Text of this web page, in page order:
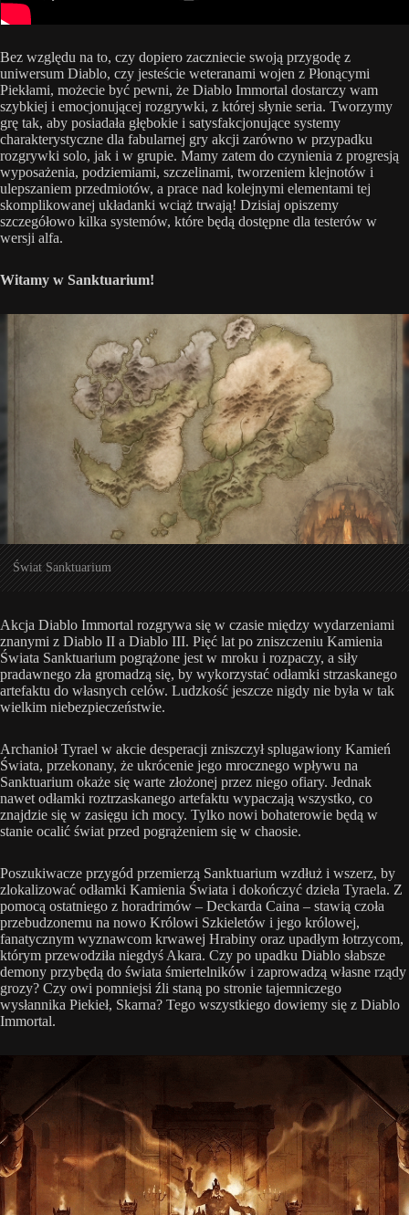
Bez względu na to, czy dopiero zaczniecie swoją przygodę z
uniwersum Diablo, czy jesteście weteranami wojen z Płonącymi
Piekłami, możecie być pewni, że Diablo Immortal dostarczy wam
szybkiej i emocjonującej rozgrywki, z której słynie seria. Tworzymy
grę tak, aby posiadała głębokie i satysfakcjonujące systemy
charakterystyczne dla fabularnej gry akcji zarówno w przypadku
rozgrywki solo, jak i w grupie. Mamy zatem do czynienia z progresją
wyposażenia, podziemiami, szczelinami, tworzeniem klejnotów i
ulepszaniem przedmiotów, a prace nad kolejnymi elementami tej
skomplikowanej układanki wciąż trwają! Dzisiaj opiszemy
szczegółowo kilka systemów, które będą dostępne dla testerów w
wersji alfa.
Witamy w Sanktuarium!
Świat Sanktuarium
Akcja Diablo Immortal rozgrywa się w czasie między wydarzeniami
znanymi z Diablo II a Diablo III. Pięć lat po zniszczeniu Kamienia
Świata Sanktuarium pogrążone jest w mroku i rozpaczy, a siły
pradawnego zła gromadzą się, by wykorzystać odłamki strzaskanego
artefaktu do własnych celów. Ludzkość jeszcze nigdy nie była w tak
wielkim niebezpieczeństwie.
Archanioł Tyrael w akcie desperacji zniszczył splugawiony Kamień
Świata, przekonany, że ukrócenie jego mrocznego wpływu na
Sanktuarium okaże się warte złożonej przez niego ofiary. Jednak
nawet odłamki roztrzaskanego artefaktu wypaczają wszystko, co
znajdzie się w zasięgu ich mocy. Tylko nowi bohaterowie będą w
stanie ocalić świat przed pogrążeniem się w chaosie.
Poszukiwacze przygód przemierzą Sanktuarium wzdłuż i wszerz, by
zlokalizować odłamki Kamienia Świata i dokończyć dzieła Tyraela. Z
pomocą ostatniego z horadrimów – Deckarda Caina – stawią czoła
przebudzonemu na nowo Królowi Szkieletów i jego królowej,
fanatycznym wyznawcom krwawej Hrabiny oraz upadłym łotrzycom,
którym przewodziła niegdyś Akara. Czy po upadku Diablo słabsze
demony przybędą do świata śmiertelników i zaprowadzą własne rządy
grozy? Czy owi pomniejsi źli staną po stronie tajemniczego
wysłannika Piekieł, Skarna? Tego wszystkiego dowiemy się z Diablo
Immortal.